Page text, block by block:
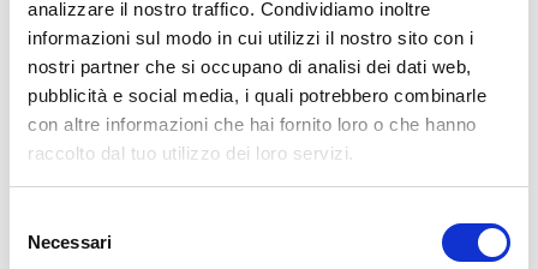
analizzare il nostro traffico. Condividiamo inoltre
informazioni sul modo in cui utilizzi il nostro sito con i
nostri partner che si occupano di analisi dei dati web,
pubblicità e social media, i quali potrebbero combinarle
con altre informazioni che hai fornito loro o che hanno
raccolto dal tuo utilizzo dei loro servizi.
delNecessari
15WORKOUT SCARICA ORA